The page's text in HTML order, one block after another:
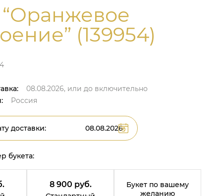
“Оранжевое
(139954)
08.08.2026, или до включительно
Россия
доставки:
букета:
8 900 руб.
Букет по вашему
желанию